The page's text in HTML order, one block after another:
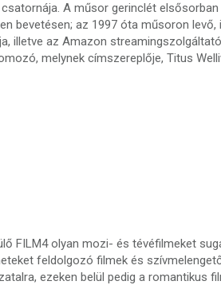
A műsor gerinclét
bevetésen; az 1997 óta műsoron
illetve az Amazon
melynek címszereplője, Titus
FILM4 olyan mozi- és tévéfilmeket
feldolgozó filmek és
ezeken belül pedig a romantikus